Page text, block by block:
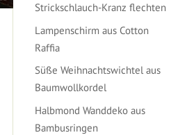
Strickschlauch-Kranz flechten
Lampenschirm aus Cotton
Raffia
Süße Weihnachtswichtel aus
Baumwollkordel
Halbmond Wanddeko aus
Bambusringen